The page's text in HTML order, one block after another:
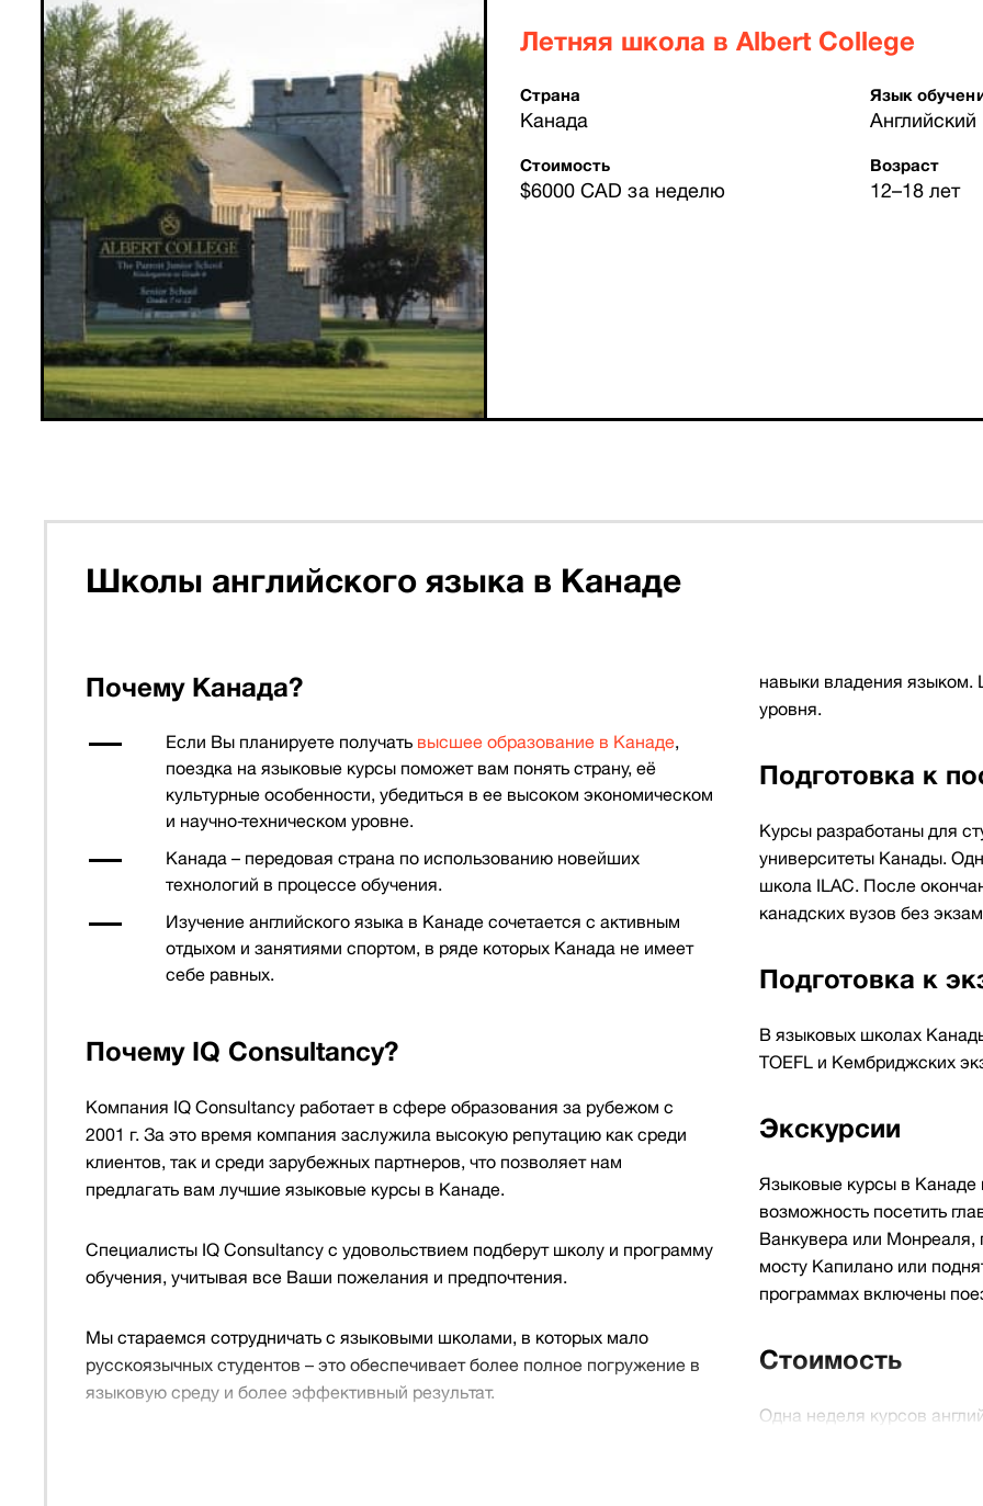
Летняя школа в Albert College
Страна
Канада
Язык
Английский
Стоимость
$6000 CAD за неделю
Возраст
12–18 лет
Школы английского языка в Канаде
Почему Канада?
Если Вы планируете получать высшее образование в Канаде,
поездка на языковые курсы поможет вам понять страну, её
культурные особенности, убедиться в ее высоком экономическом
и научно-техническом уровне.
Канада – передовая страна по использованию новейших
технологий в процессе обучения.
Изучение английского языка в Канаде сочетается с активным
отдыхом и занятиями спортом, в ряде которых Канада не имеет
себе равных.
Почему IQ Consultancy?
Компания IQ Consultancy работает в сфере образования за рубежом с
2001 г. За это время компания заслужила высокую репутацию как среди
клиентов, так и среди зарубежных партнеров, что позволяет нам
предлагать вам лучшие языковые курсы в Канаде.
Специалисты IQ Consultancy с удовольствием подберут школу и программу
обучения, учитывая все Ваши пожелания и предпочтения.
Мы стараемся сотрудничать с языковыми школами, в которых мало
русскоязычных студентов – это обеспечивает более полное погружение в
языковую среду и более эффективный результат.
навыки владения
уровня.
Подготовка к
Курсы разработаны для
университеты Канады.
школа ILAC. После
канадских вузов без
Подготовка к
В языковых школах
TOEFL и Кембриджских
Экскурсии
Языковые курсы в Канаде
возможность посетить
Ванкувера или Монреаля,
мосту Капилано или
программах включены
Стоимость
Одна неделя курсов